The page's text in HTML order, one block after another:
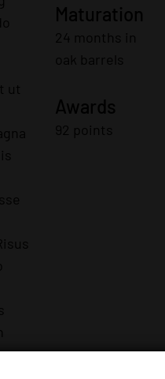
Maturation
24 months in
oak barrels
Awards
92 points
ut